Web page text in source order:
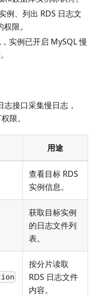
例、列出 RDS 日志文
限。
实例已开启 MySQL 慢
志接口采集慢日志，
限。
用途
查看目标 RDS
实例信息。
获取目标实例
的日志文件列
表。
按分片读取
RDS 日志文件
内容。